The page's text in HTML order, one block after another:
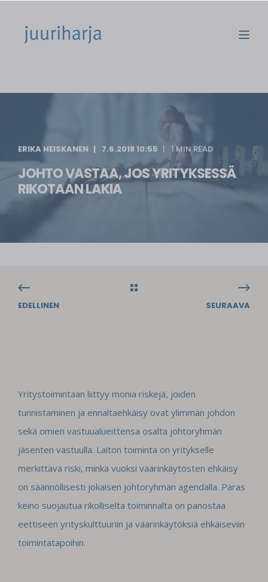
ERIKA HEISKANEN 7.6.2018 10:55 1 MIN READ
JOHTO VASTAA, JOS YRITYKSESSÄ
RIKOTAAN LAKIA
EDELLINEN SEURAAVA
Yritystoimintaan liittyy monia riskejä, joiden
tunnistaminen ja ennaltaehkäisy ovat ylimmän johdon
sekä omien vastuualueittensa osalta johtoryhmän
jäsenten vastuulla. Laiton toiminta on yritykselle
merkittävä riski, minkä vuoksi väärinkäytösten ehkäisy
on säännöllisesti jokaisen johtoryhmän agendalla. Paras
keino suojautua rikolliselta toiminnalta on panostaa
eettiseen yrityskulttuuriin ja väärinkäytöksiä ehkäiseviin
toimintatapoihin.